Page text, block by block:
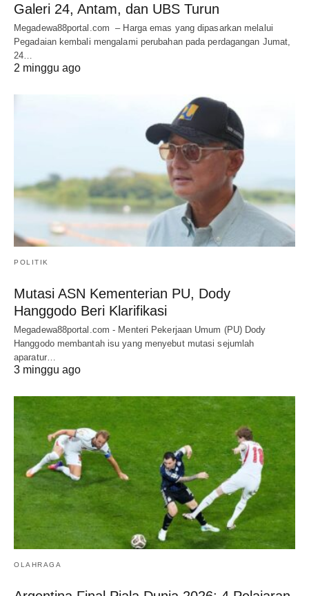
Galeri 24, Antam, dan UBS Turun
Megadewa88portal.com – Harga emas yang dipasarkan melalui
Pegadaian kembali mengalami perubahan pada perdagangan Jumat,
24…
2 minggu ago
POLITIK
Mutasi ASN Kementerian PU, Dody
Hanggodo Beri Klarifikasi
Megadewa88portal.com - Menteri Pekerjaan Umum (PU) Dody
Hanggodo membantah isu yang menyebut mutasi sejumlah
aparatur…
3 minggu ago
OLAHRAGA